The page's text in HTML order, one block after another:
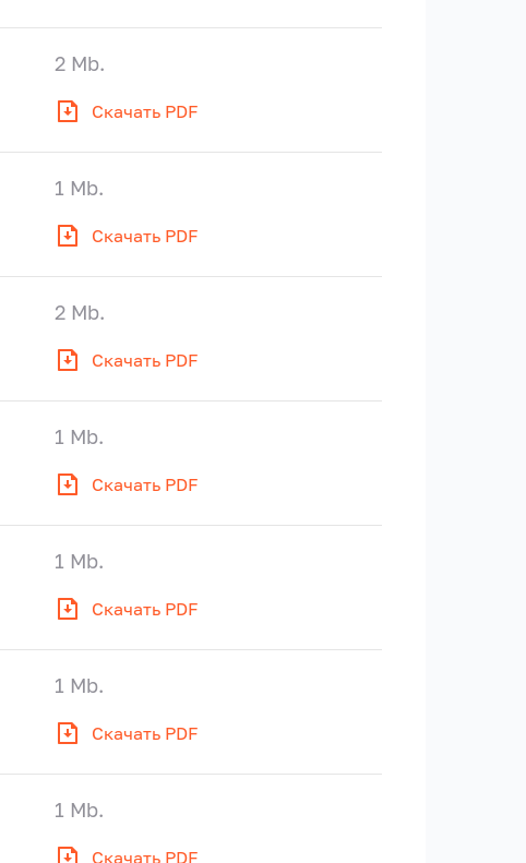
Скачать PDF
2 Mb.
Скачать PDF
1 Mb.
Скачать PDF
2 Mb.
Скачать PDF
1 Mb.
Скачать PDF
1 Mb.
Скачать PDF
1 Mb.
Скачать PDF
1 Mb.